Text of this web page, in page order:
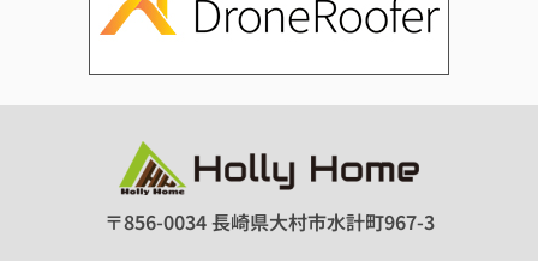
〒856-0034 長崎県大村市水計町967-3